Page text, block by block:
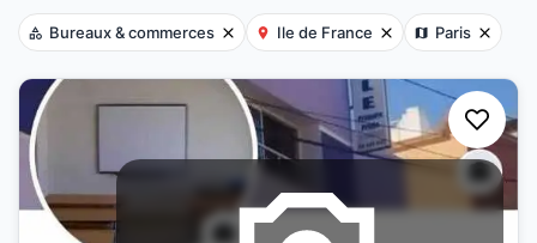
Bureaux & commerces Ile de France Paris